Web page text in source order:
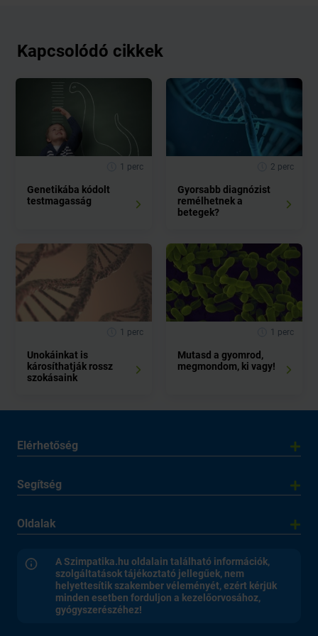
Kapcsolódó cikkek
1 perc
Genetikába kódolt
testmagasság
2 perc
Gyorsabb diagnózist
remélhetnek a
betegek?
1 perc
Unokáinkat is
károsíthatják rossz
szokásaink
1 perc
Mutasd a gyomrod,
megmondom, ki vagy!
Elérhetőség
Segítség
Oldalak
A Szimpatika.hu oldalain található információk,
szolgáltatások tájékoztató jellegűek, nem
helyettesítik szakember véleményét, ezért kérjük
minden esetben forduljon a kezelőorvosához,
gyógyszerészéhez!